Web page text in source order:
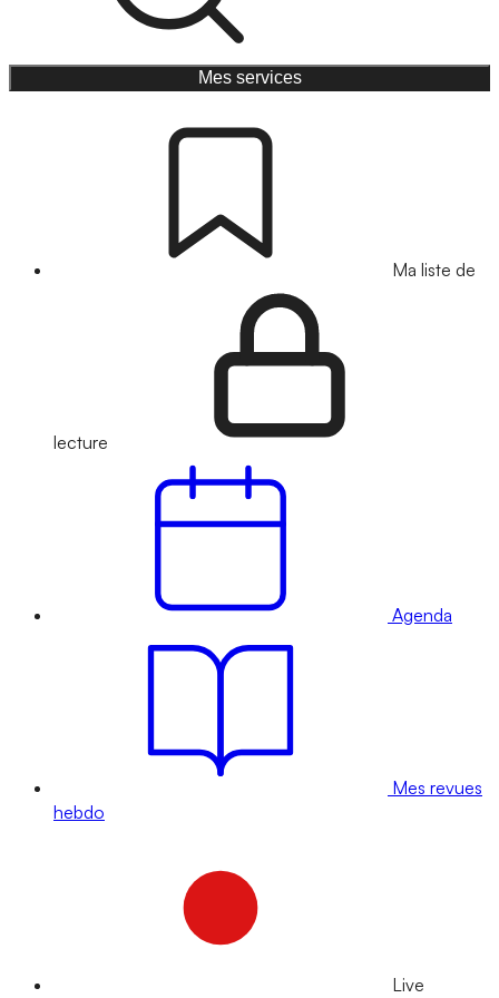
Mes services
Ma liste de
lecture
Agenda
Mes revues
hebdo
Live